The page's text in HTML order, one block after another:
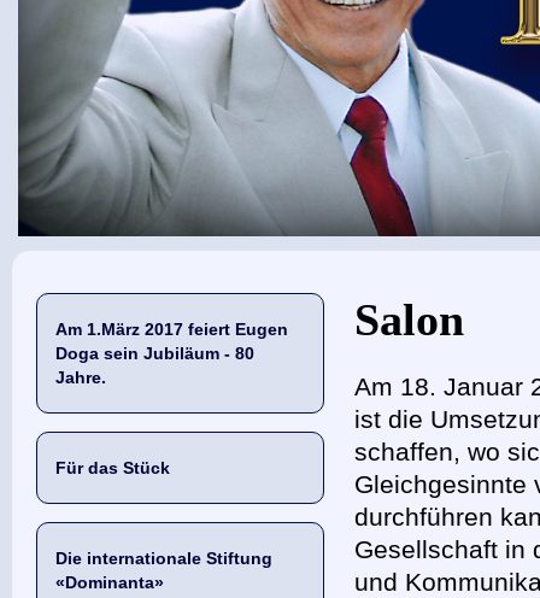
Am 1.März 2017 feiert Eugen
Doga sein Jubiläum - 80
Jahre.
Für das Stück
Die internationale Stiftung
«Dominanta»
Sie sind hier
Salon
Am 18. Januar
ist die
schaffen, wo
Gleichgesinnte
durchführen
Gesellschaft in
und